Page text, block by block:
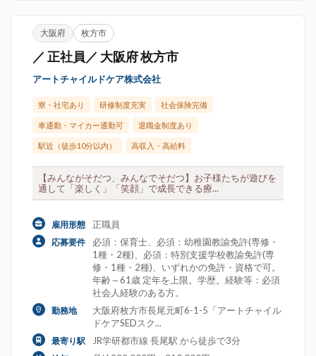
大阪府 枚方市
／ 正社員／ 大阪府 枚方市
アートチャイルドケア株式会社
寮・社宅あり 研修制度充実 社会保険完備
車通勤・マイカー通勤可 退職金制度あり
駅近（徒歩10分以内） 高収入・高給料
【みんながそだつ、みんなでそだつ】お子様たちが遊びを
通して「楽しく」「笑顔」で成長できる療...
雇用形態 正職員
応募要件
必須：保育士、必須：幼稚園教諭免許(専修・
1種・2種)、必須：特別支援学校教諭免許(専
修・1種・2種)、いずれかの免許・資格で可。
年齢～61歳 定年を上限。学歴。経験等：必須
社会人経験のある方。
勤務地
大阪府枚方市長尾元町6-1-5「アートチャイル
ドケアSEDスク...
最寄り駅 JR学研都市線 長尾駅 から徒歩で3分